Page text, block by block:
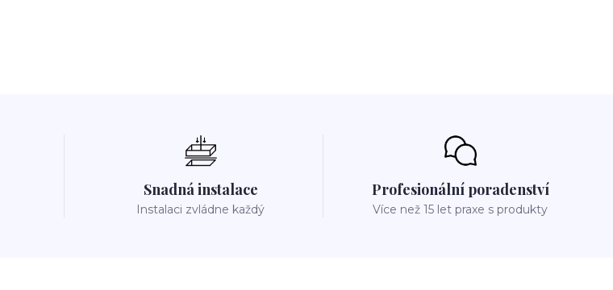
Snadná instalace
Instalaci zvládne každý
Profesionální poradenství
Více než 15 let praxe s produkty